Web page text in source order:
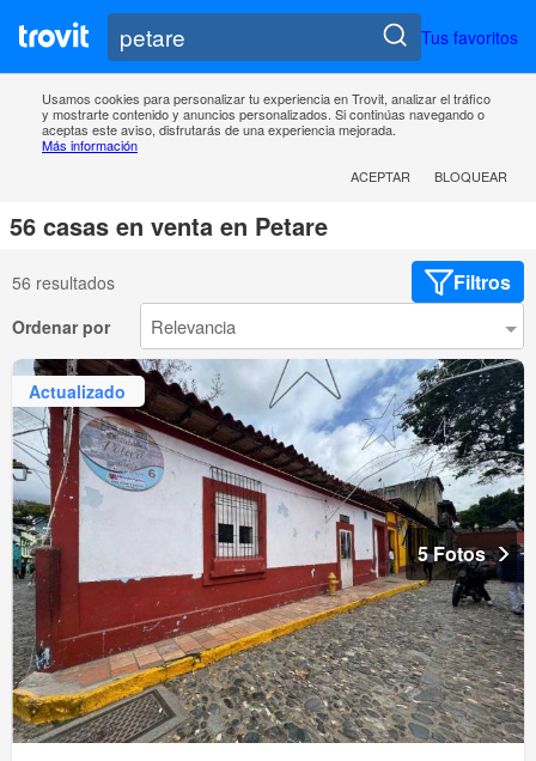
Tus favoritos
Usamos cookies para personalizar tu experiencia en Trovit, analizar el tráfico
y mostrarte contenido y anuncios personalizados. Si continúas navegando o
aceptas este aviso, disfrutarás de una experiencia mejorada.
Más información
ACEPTAR
BLOQUEAR
56 casas en venta en Petare
56 resultados Filtros
Ordenar por
Actualizado
5 Fotos